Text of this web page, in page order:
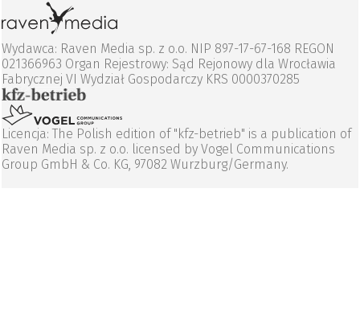
Wydawca: Raven Media sp. z o.o. NIP 897-17-67-168 REGON
021366963 Organ Rejestrowy: Sąd Rejonowy dla Wrocławia
Fabrycznej VI Wydział Gospodarczy KRS 0000370285
Licencja: The Polish edition of "kfz-betrieb" is a publication of
Raven Media sp. z o.o. licensed by Vogel Communications
Group GmbH & Co. KG, 97082 Wurzburg/Germany.